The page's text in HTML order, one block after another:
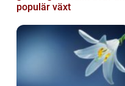
populär växt